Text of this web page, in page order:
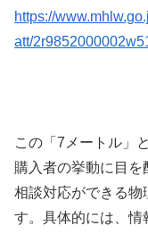
https://
att/
この「7メートル」
購入者の挙動に目
相談対応ができる物
す。具体的には、情